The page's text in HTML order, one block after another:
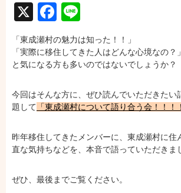
X Facebook
「東成瀬村の魅力は知った！！」
「実際に移住してきた人はどんな心境なの？」
と気になる方も多いのではないでしょうか？
今回はそんな方に、ぜひ読んでいただきたい
題して 「東成瀬村について語り合う会！！！
昨年移住してきたメンバーに、東成瀬村に住
直な気持ちなどを、本音で語っていただきま
ぜひ、最後までご覧ください。